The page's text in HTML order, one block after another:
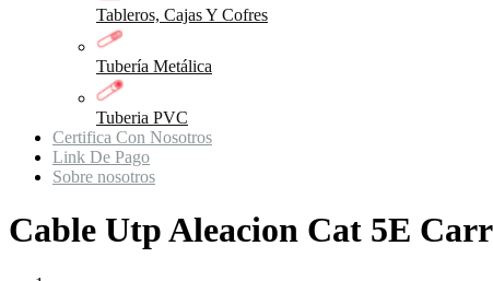
Tableros, Cajas Y Cofres
Tubería Metálica
Tuberia PVC
Certifica Con Nosotros
Link De Pago
Sobre nosotros
Cable Utp Aleacion Cat 5E